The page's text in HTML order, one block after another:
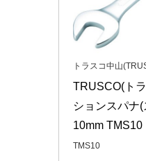
トラスコ中山
TRUSCO(ト
ションスパナ
10mm TMS10
TMS10